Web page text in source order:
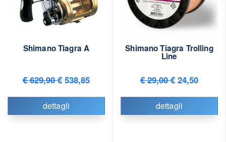
Shimano Tiagra A
€ 629,90€ 538,85
dettagli
Shimano Tiagra Trolling
Line
€ 29,00€ 24,50
dettagli